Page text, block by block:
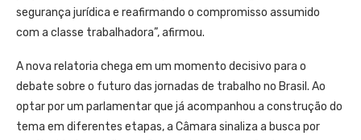
segurança jurídica e reafirmando o compromisso assumido
com a classe trabalhadora”, afirmou.
A nova relatoria chega em um momento decisivo para o
debate sobre o futuro das jornadas de trabalho no Brasil. Ao
optar por um parlamentar que já acompanhou a construção do
tema em diferentes etapas, a Câmara sinaliza a busca por